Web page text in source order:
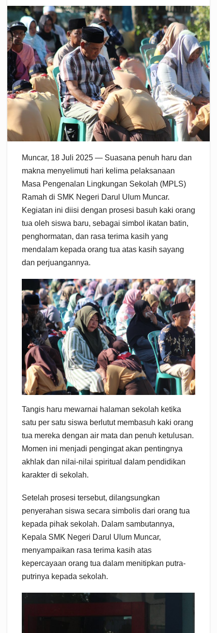
Muncar, 18 Juli 2025 — Suasana penuh haru dan
makna menyelimuti hari kelima pelaksanaan
Masa Pengenalan Lingkungan Sekolah (MPLS)
Ramah di SMK Negeri Darul Ulum Muncar.
Kegiatan ini diisi dengan prosesi basuh kaki orang
tua oleh siswa baru, sebagai simbol ikatan batin,
penghormatan, dan rasa terima kasih yang
mendalam kepada orang tua atas kasih sayang
dan perjuangannya.
Tangis haru mewarnai halaman sekolah ketika
satu per satu siswa berlutut membasuh kaki orang
tua mereka dengan air mata dan penuh ketulusan.
Momen ini menjadi pengingat akan pentingnya
akhlak dan nilai-nilai spiritual dalam pendidikan
karakter di sekolah.
Setelah prosesi tersebut, dilangsungkan
penyerahan siswa secara simbolis dari orang tua
kepada pihak sekolah. Dalam sambutannya,
Kepala SMK Negeri Darul Ulum Muncar,
menyampaikan rasa terima kasih atas
kepercayaan orang tua dalam menitipkan putra-
putrinya kepada sekolah.